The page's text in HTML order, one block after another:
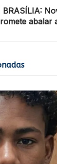
BRASÍLIA:
abalar